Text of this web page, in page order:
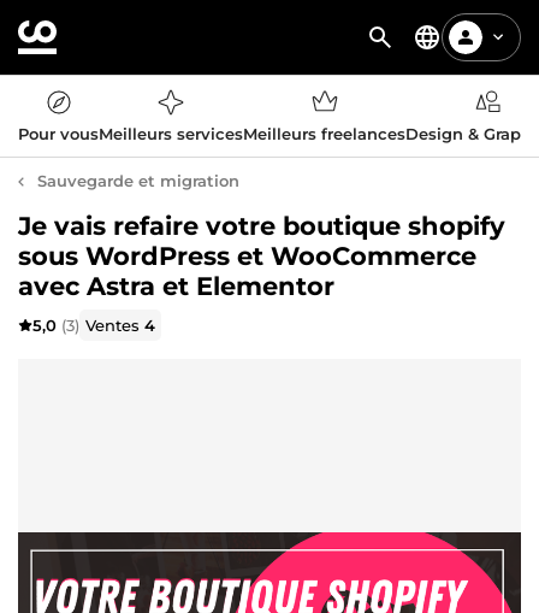
Pour vousMeilleurs servicesMeilleurs freelancesDesign &
Sauvegarde et migration
Je vais refaire votre boutique shopify
sous WordPress et WooCommerce
avec Astra et Elementor
5,0 (3) Ventes4